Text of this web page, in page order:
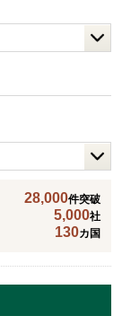
28,000件突破
5,000社
130カ国